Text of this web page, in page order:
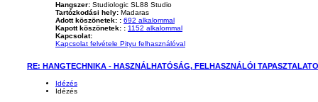
Hangszer: Studiologic SL88 Studio
Tartózkodási hely: Madaras
Adott köszönetek: : 692 alkalommal
Kapott köszönetek: : 1152 alkalommal
Kapcsolat:
Kapcsolat felvétele Pityu felhasználóval
RE: HANGTECHNIKA - HASZNÁLHATÓSÁG, FELHASZNÁLÓI
Idézés
Idézés